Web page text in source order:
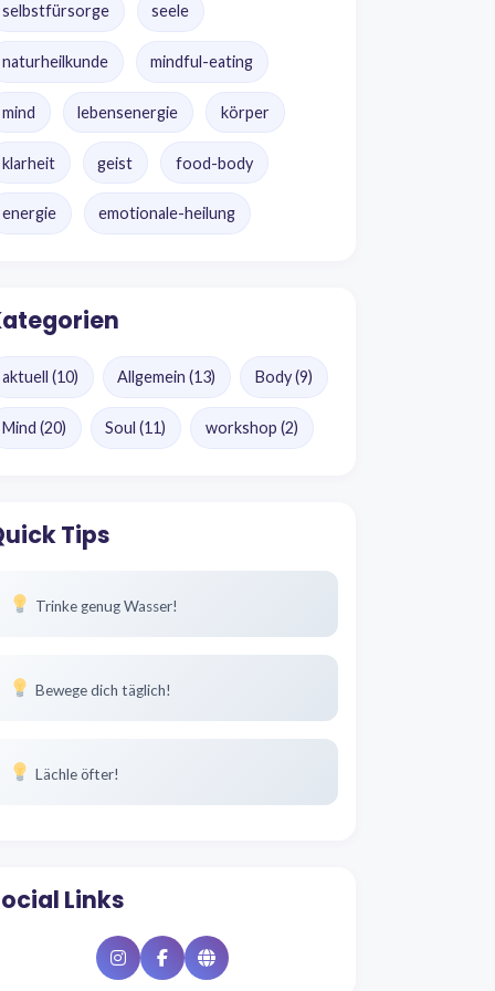
selbstfürsorge seele
naturheilkunde mindful-eating
mind lebensenergie körper
klarheit geist food-body
energie emotionale-heilung
aktuell (10) Allgemein(13) Body(9)
Mind (20) Soul(11) workshop (2)
Tips
Trinke genug Wasser!
Bewege dich täglich!
Lächle öfter!
Links
InstagramFacebookWebsite